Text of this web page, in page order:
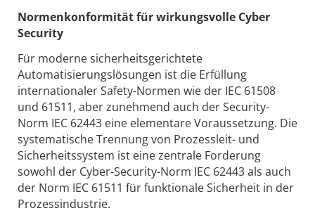
Normenkonformität für wirkungsvolle Cyber
Security
Für moderne sicherheitsgerichtete
Automatisierungslösungen ist die Erfüllung
internationaler Safety-Normen wie der IEC 61508
und 61511, aber zunehmend auch der Security-
Norm IEC 62443 eine elementare Voraussetzung. Die
systematische Trennung von Prozessleit- und
Sicherheitssystem ist eine zentrale Forderung
sowohl der Cyber-Security-Norm IEC 62443 als auch
der Norm IEC 61511 für funktionale Sicherheit in der
Prozessindustrie.